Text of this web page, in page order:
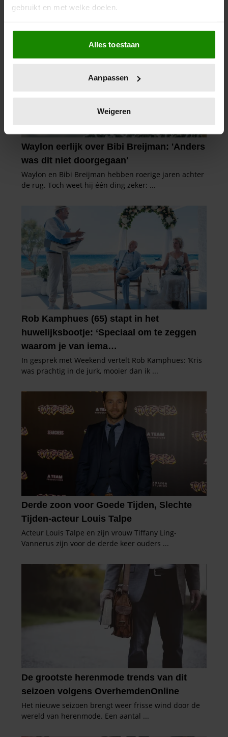
gebruikt en met welke doelen.
Als u het toestaat, willen we ook graag:
Informatie verzamelen over uw geografische
locatie, die tot een paar meter nauwkeurig kan zijn
scannen op specifieke eigenschappen (fingerprinting)
verwerkt en stel uw voorkeuren in het
intrekken in de Cookieverklaring.
We gebruiken cookies om content en advertenties te
personaliseren, om functies voor social media te bieden
en om ons websiteverkeer te analyseren. Ook delen we
partners voor social media, adverteren en analyse. Deze
partners kunnen deze gegevens combineren met andere
informatie die u aan ze heeft verstrekt of die ze hebben
verzameld op basis van uw gebruik van hun services. U
gaat akkoord met onze cookies als u onze website blijft
gebruiken.
Alles toestaan
Aanpassen
Weigeren